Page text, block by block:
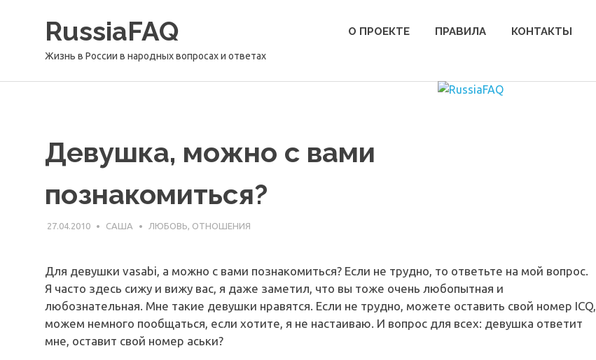
содержимомуRussiaFAQ
Жизнь в России в народных вопросах и ответах
О ПРОЕКТЕ ПРАВИЛА КОНТАКТЫ
Девушка, можно с вами
познакомиться?
27.04.2010 САША ЛЮБОВЬ, ОТНОШЕНИЯ
Для девушки vasabi, а можно с вами познакомиться? Если не трудно, то ответьте на мой вопрос.
Я часто здесь сижу и вижу вас, я даже заметил, что вы тоже очень любопытная и
любознательная. Мне такие девушки нравятся. Если не трудно, можете оставить свой номер ICQ,
можем немного пообщаться, если хотите, я не настаиваю. И вопрос для всех: девушка ответит
мне, оставит свой номер аськи?